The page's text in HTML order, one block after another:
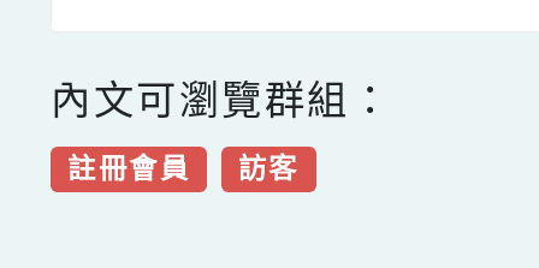
內文可瀏覽群組：
註冊會員 訪客